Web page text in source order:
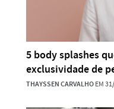
5 body splashes
exclusividade de
THAYSSEN CARVALHOEM